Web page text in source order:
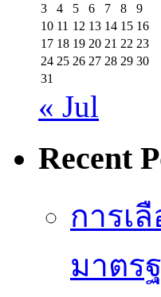
3
4 5 6 7 8
9
10 11 12 13 14 15 16
17 18 19 20 21 22 23
24 25 26 27 28 29 30
31
« Jul
Recent
การเ
มาตร